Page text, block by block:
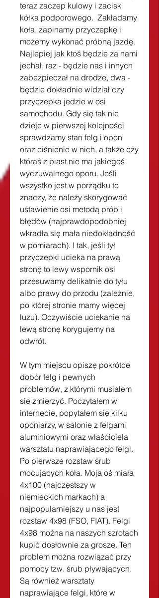
teraz zaczep kulowy i zacisk
kółka podporowego.  Zakładamy
koła, zapinamy przyczepkę i
możemy wykonać próbną jazdę.
Najlepiej jak ktoś będzie za nami
jechał, raz - będzie nas i innych
zabezpieczał na drodze, dwa -
będzie dokładnie widział czy
przyczepka jedzie w osi
samochodu. Gdy się tak nie
dzieje w pierwszej kolejności
sprawdzamy stan felg i opon
oraz ciśnienie w nich, a także czy
któraś z piast nie ma jakiegoś
wyczuwalnego oporu. Jeśli
wszystko jest w porządku to
znaczy, że należy skorygować
ustawienie osi metodą prób i
błędów (najprawdopodobniej
wkradła się mała niedokładność
w pomiarach). I tak, jeśli tył
przyczepki ucieka na prawą
stronę to lewy wspornik osi
przesuwamy delikatnie do tyłu
albo prawy do przodu (zależnie,
po której stronie mamy więcej
luzu). Oczywiście uciekanie na
lewą stronę korygujemy na
odwrót.
W tym miejscu opiszę pokrótce
dobór felg i pewnych
problemów, z którymi musiałem
sie zmierzyć. Poczytałem w
internecie, popytałem się kilku
oponiarzy, w salonie z felgami
aluminiowymi oraz właściciela
warsztatu naprawiającego felgi.
Po pierwsze rozstaw śrub
mocujących koła. Moja oś miała
4x100 (najczęstszy w
niemieckich markach) a
najpopularniejszy u nas jest
rozstaw 4x98 (FSO, FIAT). Felgi
4x98 można na naszych szrotach
kupić dosłownie za grosze. Ten
problem można rozwiązać przy
pomocy tzw. śrub pływających.
Są również warsztaty
naprawiające felgi, które w